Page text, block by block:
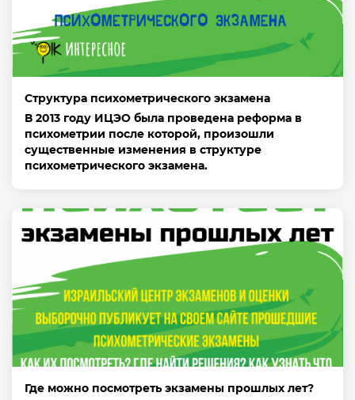
Структура психометрического экзамена
В 2013 году ИЦЭО была проведена реформа в
психометрии после которой, произошли
существенные изменения в структуре
психометрического экзамена.
Где можно посмотреть экзамены прошлых лет?